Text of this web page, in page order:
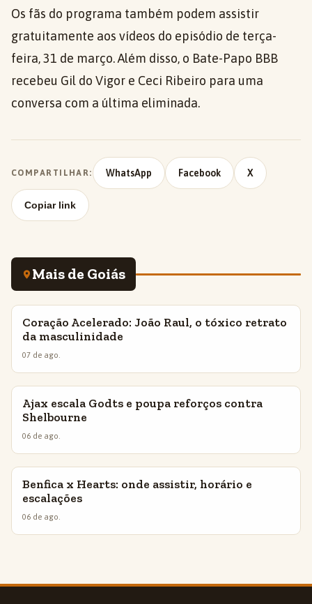
Os fãs do programa também podem assistir
gratuitamente aos vídeos do episódio de terça-
feira, 31 de março. Além disso, o Bate-Papo BBB
recebeu Gil do Vigor e Ceci Ribeiro para uma
conversa com a última eliminada.
COMPARTILHAR: WhatsApp Facebook X
Copiar link
Mais de Goiás
INSIGHTS
Coração Acelerado: João Raul, o tóxico retrato
da masculinidade
07 de ago.
INSIGHTS
Ajax escala Godts e poupa reforços contra
Shelbourne
06 de ago.
INSIGHTS
Benfica x Hearts: onde assistir, horário e
escalações
06 de ago.